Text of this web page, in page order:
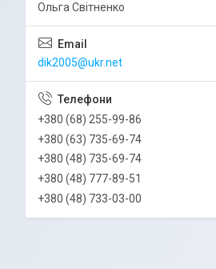
Ольга Світненко
dik2005@ukr.net
+380 (68) 255-99-86
+380 (63) 735-69-74
+380 (48) 735-69-74
+380 (48) 777-89-51
+380 (48) 733-03-00